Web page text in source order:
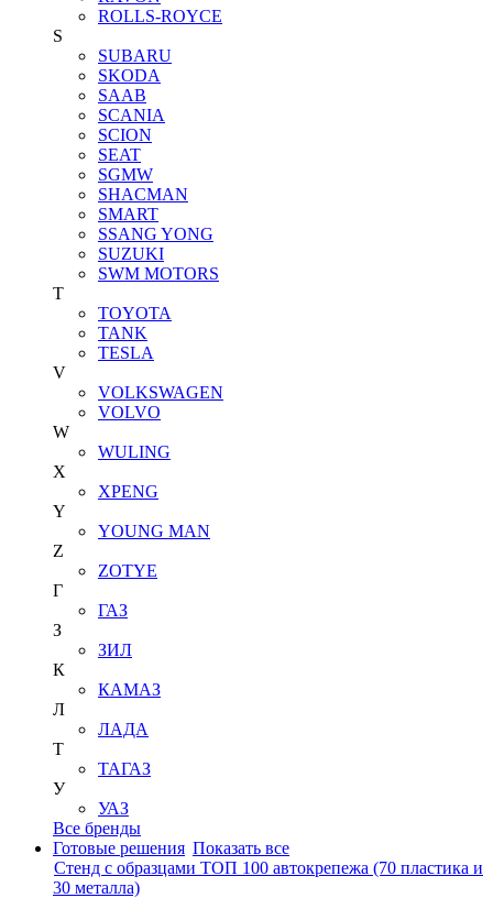
ROLLS-ROYCE
S
SUBARU
SKODA
SAAB
SCANIA
SCION
SEAT
SGMW
SHACMAN
SMART
SSANG YONG
SUZUKI
SWM MOTORS
T
TOYOTA
TANK
TESLA
V
VOLKSWAGEN
VOLVO
W
WULING
X
XPENG
Y
YOUNG MAN
Z
ZOTYE
Г
ГАЗ
З
ЗИЛ
К
КАМАЗ
Л
ЛАДА
Т
ТАГАЗ
У
УАЗ
Все бренды
Готовые решения Показать все
Стенд с образцами ТОП 100 автокрепежа (70 пластика и
30 металла)